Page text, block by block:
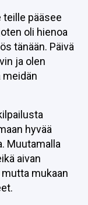
teille pääsee
oli hienoa
tänään. Päivä
ja olen
meidän
hyvää
Muutamalla
aivan
mukaan